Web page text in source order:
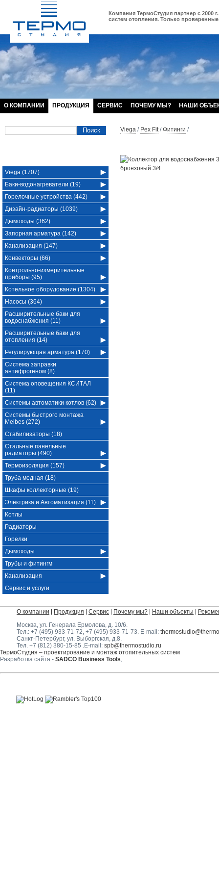
Viega / Pex Fit/Фитинги /
Viega (1707)
Баки-водонагреватели (19)
Горелочные устройства (442)
Дизайн-радиаторы (1039)
Дымоходы (362)
Запорная арматура (142)
Канализация (147)
Конвекторы (66)
Контрольно-измерительные
приборы (95)
Котельное оборудование (1304)
Насосы (364)
Расширительные баки для
водоснабжения (11)
Расширительные баки для
отопления (14)
Регулирующая арматура (170)
Система заправки
антифрогеном (8)
Система оповещения КСИТАЛ
(11)
Системы автоматики котлов (62)
Системы быстрого монтажа
Meibes (272)
Стабилизаторы (18)
Стальные панельные
радиаторы (490)
Термоизоляция (157)
Труба медная (18)
Шкафы коллекторные (19)
Электрика и Автоматизация (11)
Котлы
Радиаторы
Горелки
Дымоходы
Трубы и фитингм
Канализация
Сервис и услуги
Компания ТермоСтудия партнер с 2000
систем отопления. Только
О КОМПАНИИ ПРОДУКЦИЯ СЕРВИС ПОЧЕМУ МЫ? НАШИ
О компании Продукция Сервис Почему мы? Наши объекты
Москва, ул. Генерала Ермолова, д. 10/6.
Тел.: +7 (495) 933-71-72, +7 (495) 933-71-73. E-mail:
Санкт-Петербург, ул. Выборгская, д.8.
Тел. +7 (812) 380-15-85 .E-mail: spb@thermostudio.ru
ТермоСтудия – проектирование и монтаж отопительных систем
Разработка сайта - SADCO Business Tools,